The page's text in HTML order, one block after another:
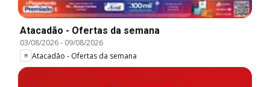
Atacadão - Ofertas da semana
03/08/2026- 09/08/2026
Atacadão - Ofertas da semana